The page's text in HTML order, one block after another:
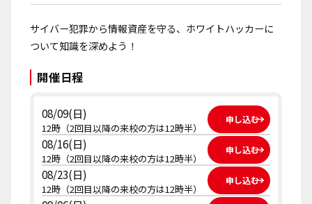
サイバー犯罪から情報資産を守る、ホワイトハッカーに
ついて知識を深めよう！
開催日程
08/09(日)
12時（2回目以降の来校の方は12時半）
申し込む
08/16(日)
12時（2回目以降の来校の方は12時半）
申し込む
08/23(日)
12時（2回目以降の来校の方は12時半）
申し込む